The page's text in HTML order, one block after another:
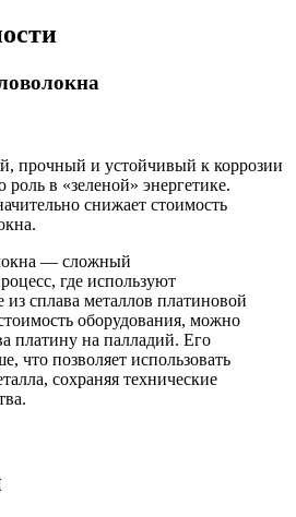
прочный и устойчивый к коррозии
в «зеленой» энергетике.
снижает стоимость
— сложный
где используют
из сплава металлов платиновой
оборудования, можно
платину на палладий. Его
что позволяет использовать
сохраняя технические